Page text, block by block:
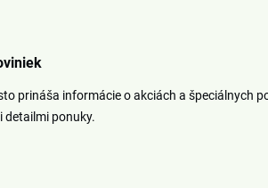
prináša informácie o akciách a špeciálnych
detailmi ponuky.